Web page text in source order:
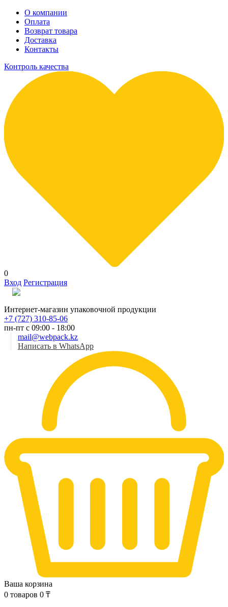
О компании
Оплата
Возврат товара
Доставка
Контакты
Контроль качества
0
Вход Регистрация
Интернет-магазин упаковочной продукции
+7 (727) 310-85-06
пн-пт с 09:00 - 18:00
mail@webpack.kz
Написать в WhatsApp
Ваша корзина
0 товаров 0 ₸